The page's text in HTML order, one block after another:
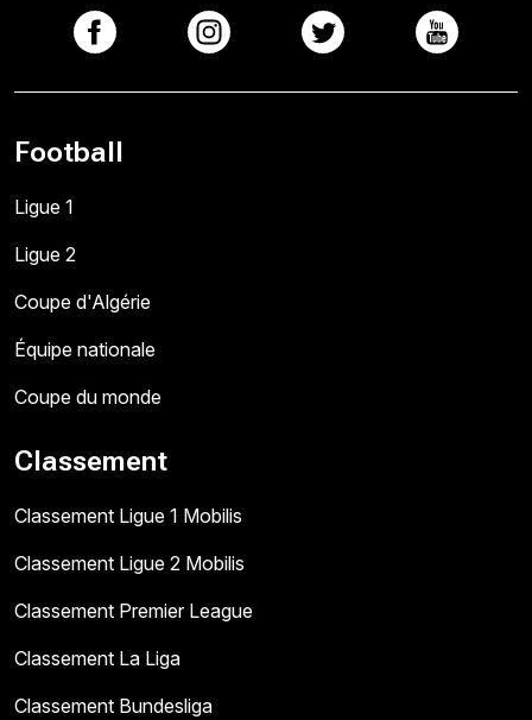
Football
Ligue 1
Ligue 2
Coupe d'Algérie
Équipe nationale
Coupe du monde
Classement
Classement Ligue 1 Mobilis
Classement Ligue 2 Mobilis
Classement Premier League
Classement La Liga
Classement Bundesliga